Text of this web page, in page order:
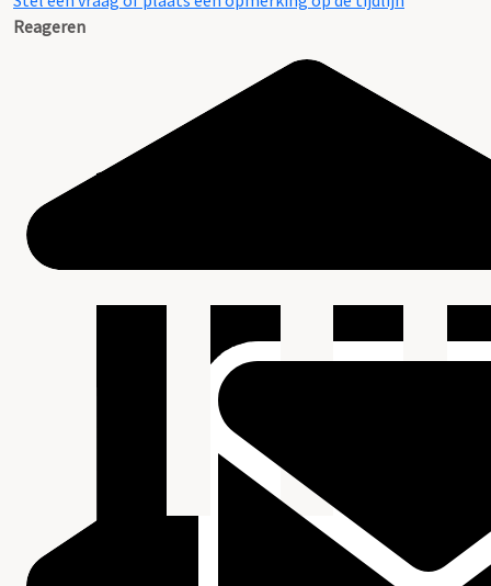
Reageren